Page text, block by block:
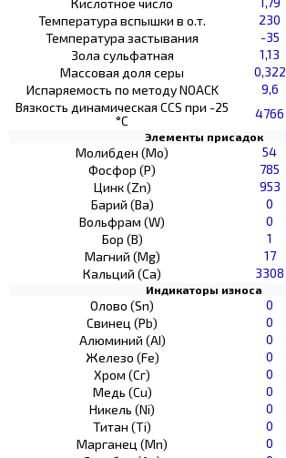
Температура вспышки в о.т.
230
Температура застывания
-35
Зола сульфатная
1,13
Массовая доля серы
0,322
Испаряемость по методу NOACK
9,6
Вязкость динамическая CCS при -25
°С
4766
Элементы присадок
Молибден (Мо) 54
Фосфор (Р)
785
Цинк (Zn)
953
Барий (Ва)
0
Вольфрам (W)
0
Бор (В)
1
Магний (Mg)
17
Кальций (Са)
3308
Индикаторы износа
Олово (Sn) 0
Свинец (Pb)
0
Алюминий (AI)
0
Железо (Fe)
0
Хром (Сг)
0
Медь (Cu)
0
Никель (Ni)
0
Титан (Ti)
0
Марганец (Mn)
0